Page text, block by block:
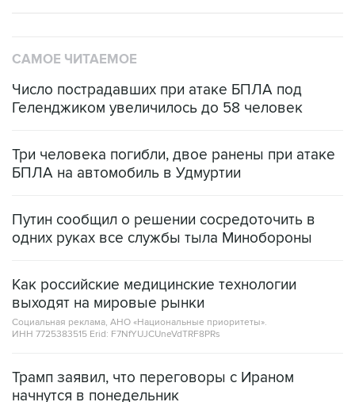
САМОЕ ЧИТАЕМОЕ
Число пострадавших при атаке БПЛА под
Геленджиком увеличилось до 58 человек
Три человека погибли, двое ранены при атаке
БПЛА на автомобиль в Удмуртии
Путин сообщил о решении сосредоточить в
одних руках все службы тыла Минобороны
Как российские медицинские технологии
выходят на мировые рынки
Социальная реклама, АНО «Национальные приоритеты».
ИНН 7725383515 Erid: F7NfYUJCUneVdTRF8PRs
Трамп заявил, что переговоры с Ираном
начнутся в понедельник